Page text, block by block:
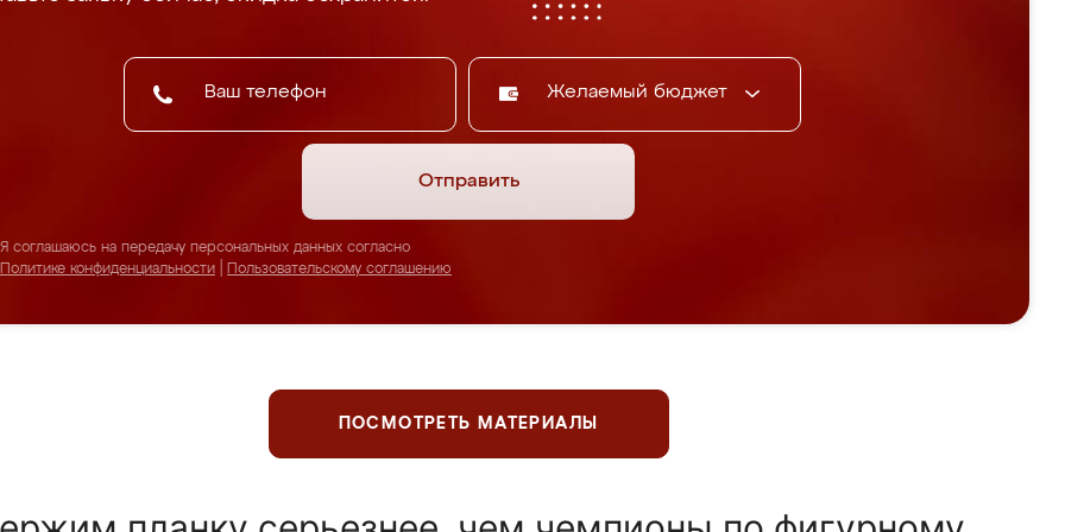
Желаемый бюджет
Отправить
Я соглашаюсь на передачу персональных данных согласно
Политике конфиденциальности
Пользовательскому соглашению
ПОСМОТРЕТЬ МАТЕРИАЛЫ